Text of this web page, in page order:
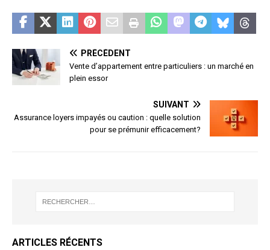
PRÉCÉDENT
Vente d’appartement entre particuliers : un marché en
plein essor
SUIVANT
Assurance loyers impayés ou caution : quelle solution
pour se prémunir efficacement?
ARTICLES RÉCENTS